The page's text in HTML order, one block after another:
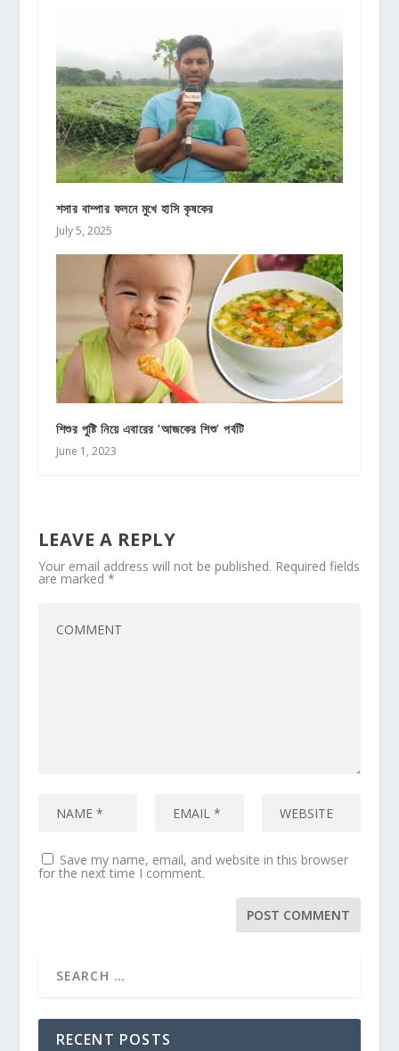
শসার বাম্পার ফলনে মুখে হাসি কৃষকের
July 5, 2025
শিশুর পুষ্টি নিয়ে এবারের ‘আজকের শিশু’ পর্বটি
June 1, 2023
LEAVE A REPLY
Your email address will not be published. Required fields
are marked *
Save my name, email, and website in this browser
for the next time I comment.
RECENT POSTS